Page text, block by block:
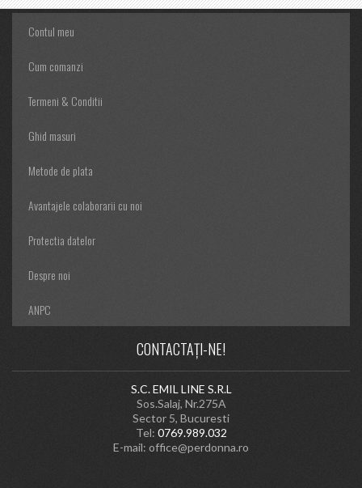
Contul meu
Cum comanzi
Termeni & Conditii
Ghid masuri
Metode de plata
Avantajele colaborarii cu noi
Protectia datelor
Despre noi
ANPC
CONTACTAȚI-NE!
S.C. EMIL LINE S.R.L
Sos.Salaj, Nr.275A
Sector 5, Bucuresti
Tel: 0769.989.032
E-mail: office@perdonna.ro